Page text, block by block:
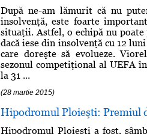
După ne-am lămurit că nu
insolvenţă, este foarte
situaţii. Astfel, o echipă nu
dacă iese din insolvenţă cu 12
care doreşte să evolueze.
sezonul competiţional al UEFA
la 31 ...
(28 martie 2015)
Hipodromul Ploieşti: Premiul
Hipodromul Ploieşti a fost,